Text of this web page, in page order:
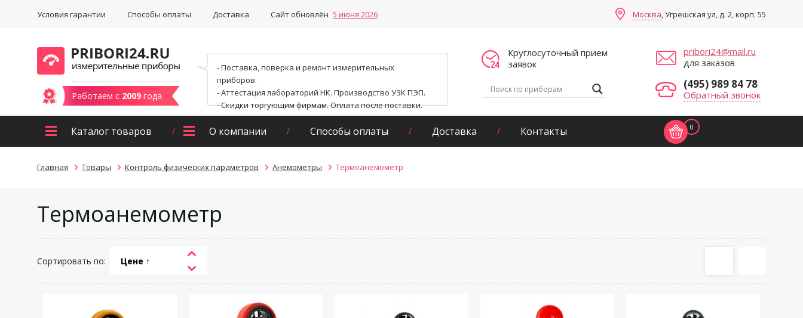
Условия гарантии Способы оплаты Доставка Сайт обновлён 5 июня 2026 Москва, Угрешская ул, д. 2, корп. 55
Работаем с 2009 года.
- Поставка, поверка и ремонт измерительных
приборов.
- Аттестация лабораторий НК. Производство УЗК ПЭП.
- Скидки торгующим фирмам. Оплата после поставки.
Круглосуточный прием
заявок
pribori24@mail.ru
для заказов
(495) 989 84 78
Обратный звонок
Каталог товаров О компании Способы оплаты Доставка Контакты 0
Главная Товары Контроль физических параметров Анемометры Термоанемометр
Термоанемометр
Сортировать по: Цене ↑